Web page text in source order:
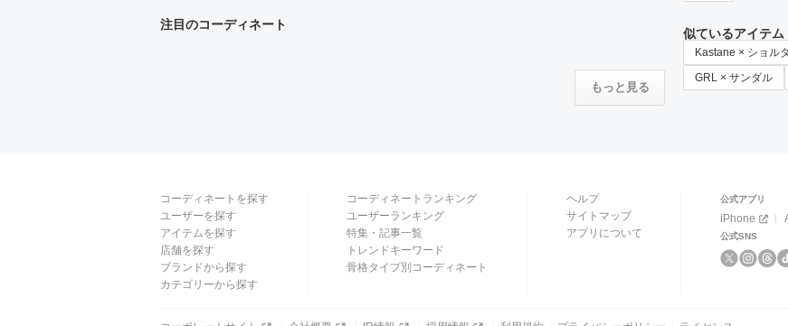
似ているアイテム
Kastane × ショル
GRL × サンダル
注目のコーディネート
もっと見る
コーディネートを探す
ユーザーを探す
アイテムを探す
店舗を探す
ブランドから探す
カテゴリーから探す
コーディネートランキング
ユーザーランキング
特集・記事一覧
トレンドキーワード
骨格タイプ別コーディネート
ヘルプ
サイトマップ
アプリについて
公式アプリ
iPhone
公式SNS